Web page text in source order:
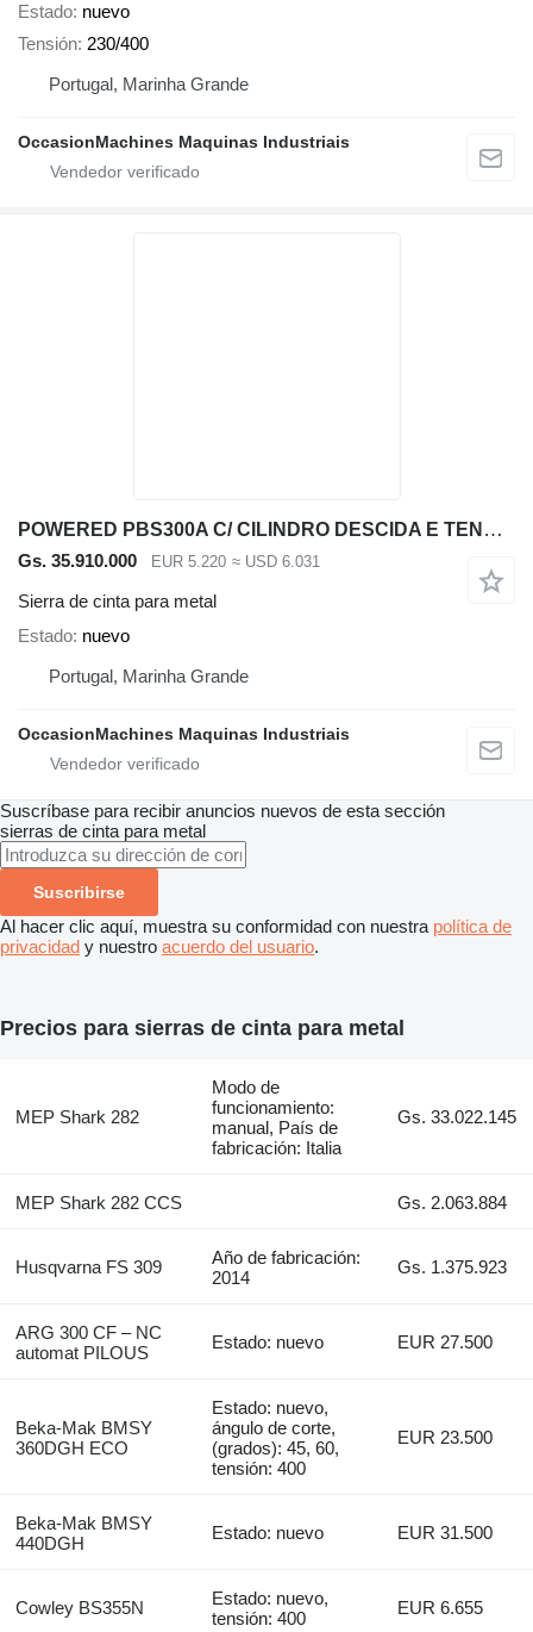
Estado nuevo
Tensión 230/400
Portugal, Marinha Grande
OccasionMachines Maquinas Industriais
POWERED PBS300A C/ CILINDRO DESCIDA E TENSOR 380V 3P
Gs. 35.910.000 EUR 5.220 ≈ USD 6.031
Sierra de cinta para metal
Estado nuevo
Portugal, Marinha Grande
OccasionMachines Maquinas Industriais
Suscríbase para recibir anuncios nuevos de esta sección
sierras de cinta para metal
Suscribirse
Al hacer clic aquí, muestra su conformidad con nuestra política de
privacidad y nuestro acuerdo del usuario.
Precios para sierras de cinta para metal
MEP Shark 282
Modo de
funcionamiento:
manual, País de
fabricación: Italia
Gs. 33.022.145
MEP Shark 282 CCS Gs. 2.063.884
Husqvarna FS 309
Año de fabricación:
2014
Gs. 1.375.923
ARG 300 CF – NC
automat PILOUS
Estado: nuevo EUR 27.500
Beka-Mak BMSY
360DGH ECO
Estado: nuevo,
ángulo de corte,
(grados): 45, 60,
tensión: 400
EUR 23.500
Beka-Mak BMSY
440DGH
Estado: nuevo EUR 31.500
Cowley BS355N
Estado: nuevo,
tensión: 400
EUR 6.655